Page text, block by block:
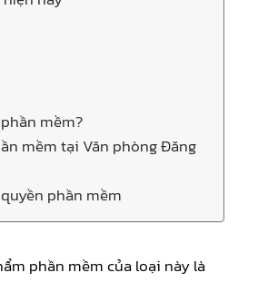
mềm?
mềm tại Văn phòng Đăng
phần mềm
phần mềm của loại này là